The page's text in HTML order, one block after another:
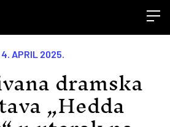
4. APRIL 2025.
dramska
„Hedda